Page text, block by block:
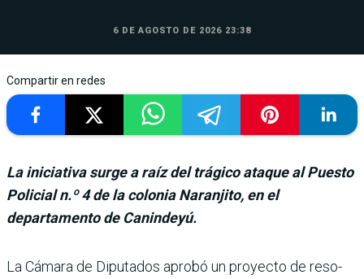
6 DE AGOSTO DE 2026 23:38
Compartir en redes
La iniciativa surge a raíz del trágico ataque al Puesto
Policial n.º 4 de la colonia Naranjito, en el
departamento de Canindeyú.
La Cámara de Diputados aprobó un proyecto de reso­